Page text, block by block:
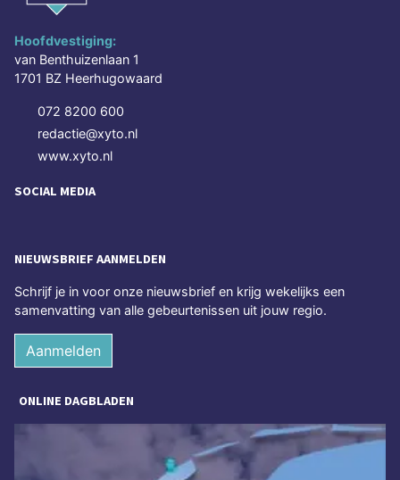
Hoofdvestiging:
van Benthuizenlaan 1
1701 BZ Heerhugowaard
072 8200 600
redactie@xyto.nl
www.xyto.nl
SOCIAL MEDIA
NIEUWSBRIEF AANMELDEN
Schrijf je in voor onze nieuwsbrief en krijg wekelijks een
samenvatting van alle gebeurtenissen uit jouw regio.
Aanmelden
ONLINE DAGBLADEN